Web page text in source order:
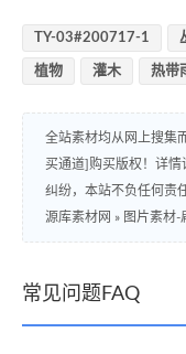
TY-03#200717-1
植物 灌木 热带
全站素材均从网上搜集
买通道]购买版权！详情
纠纷，本站不负任何责
源库素材网 » 图片素材-
常见问题FAQ